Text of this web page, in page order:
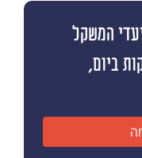
המשקל
10 ימים, שנו 10 דקות ביום,